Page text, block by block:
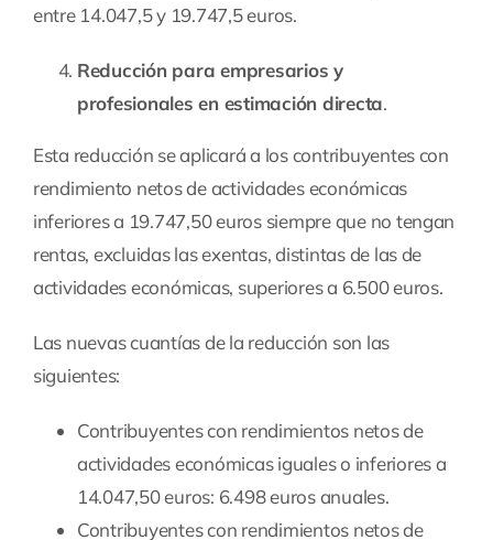
entre 14.047,5 y 19.747,5 euros.
Reducción para empresarios y
profesionales en estimación directa.
Esta reducción se aplicará a los contribuyentes con
rendimiento netos de actividades económicas
inferiores a 19.747,50 euros siempre que no tengan
rentas, excluidas las exentas, distintas de las de
actividades económicas, superiores a 6.500 euros.
Las nuevas cuantías de la reducción son las
siguientes:
Contribuyentes con rendimientos netos de
actividades económicas iguales o inferiores a
14.047,50 euros: 6.498 euros anuales.
Contribuyentes con rendimientos netos de